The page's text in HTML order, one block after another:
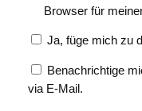
Browser für
Ja, füge mich zu
Benachrichtige
via E-Mail.